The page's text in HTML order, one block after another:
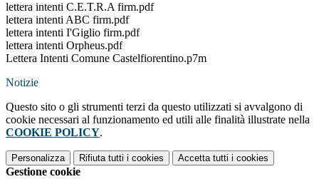
lettera intenti C.E.T.R.A firm.pdf
lettera intenti ABC firm.pdf
lettera intenti I'Giglio firm.pdf
lettera intenti Orpheus.pdf
Lettera Intenti Comune Castelfiorentino.p7m
Notizie
Questo sito o gli strumenti terzi da questo utilizzati si avvalgono di
cookie necessari al funzionamento ed utili alle finalità illustrate nella
COOKIE POLICY.
Personalizza Rifiuta tutti i cookies Accetta tutti i cookies
Gestione cookie